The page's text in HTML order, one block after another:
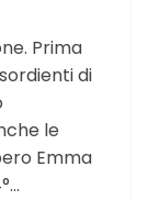
Prima
di
le
Emma